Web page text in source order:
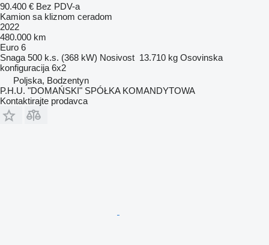
90.400 € Bez PDV-a
Kamion sa kliznom ceradom
2022
480.000 km
Euro 6
Snaga 500 k.s. (368 kW) Nosivost 13.710 kg Osovinska
konfiguracija 6x2
Poljska, Bodzentyn
P.H.U. "DOMAŃSKI" SPÓŁKA KOMANDYTOWA
Kontaktirajte prodavca